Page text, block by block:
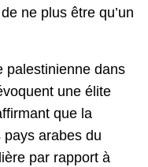
ne plus être qu’un
palestinienne dans
une élite
que la
arabes du
par rapport à